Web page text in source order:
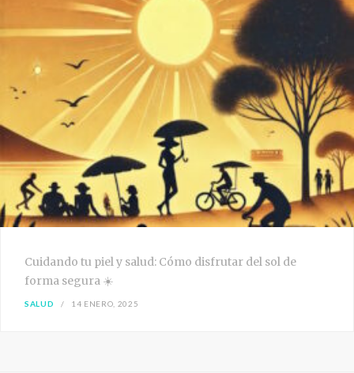
Cuidando tu piel y salud: Cómo disfrutar del sol de
forma segura ☀️
SALUD 14 ENERO, 2025